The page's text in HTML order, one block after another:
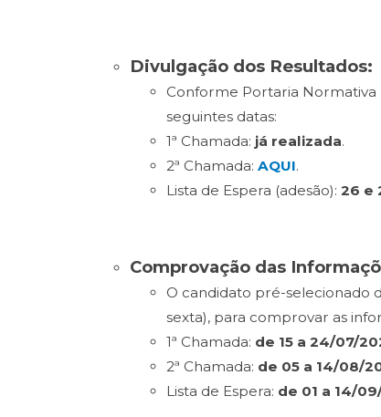
Divulgação dos Resultados:
Conforme Portaria Normativa
seguintes datas:
1ª Chamada: já realizada.
2ª Chamada: AQUI.
Lista de Espera (adesão): 26 e
Comprovação das
O candidato pré-selecionado
sexta), para comprovar as
1ª Chamada: de 15 a 24/07/
2ª Chamada: de 05 a 14/08/
Lista de Espera: de 01 a 14/